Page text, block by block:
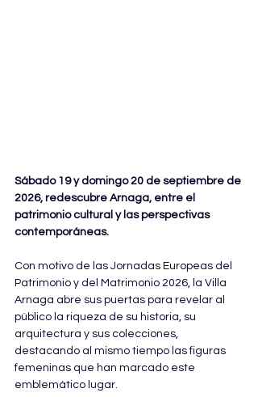
Sábado 19 y domingo 20 de septiembre de
2026, redescubre Arnaga, entre el
patrimonio cultural y las perspectivas
contemporáneas.
Con motivo de las Jornadas Europeas del
Patrimonio y del Matrimonio 2026, la Villa
Arnaga abre sus puertas para revelar al
público la riqueza de su historia, su
arquitectura y sus colecciones,
destacando al mismo tiempo las figuras
femeninas que han marcado este
emblemático lugar.